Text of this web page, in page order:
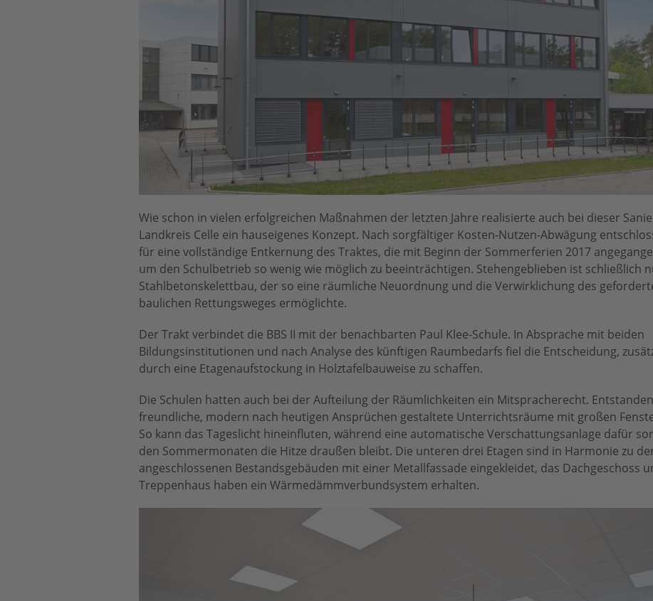
Wie schon in vielen erfolgreichen Maßnahmen der letzten Jahre realisierte auch bei dieser
Landkreis Celle ein hauseigenes Konzept. Nach sorgfältiger Kosten-Nutzen-Abwägung
für eine vollständige Entkernung des Traktes, die mit Beginn der Sommerferien 2017
um den Schulbetrieb so wenig wie möglich zu beeinträchtigen. Stehengeblieben ist schließlich
Stahlbetonskelettbau, der so eine räumliche Neuordnung und die Verwirklichung des
baulichen Rettungsweges ermöglichte.
Der Trakt verbindet die BBS II mit der benachbarten Paul Klee-Schule. In Absprache mit beiden
Bildungsinstitutionen und nach Analyse des künftigen Raumbedarfs fiel die Entscheidung,
durch eine Etagenaufstockung in Holztafelbauweise zu schaffen.
Die Schulen hatten auch bei der Aufteilung der Räumlichkeiten ein Mitspracherecht.
freundliche, modern nach heutigen Ansprüchen gestaltete Unterrichtsräume mit großen
So kann das Tageslicht hineinfluten, während eine automatische Verschattungsanlage dafür
den Sommermonaten die Hitze draußen bleibt. Die unteren drei Etagen sind in Harmonie zu
angeschlossenen Bestandsgebäuden mit einer Metallfassade eingekleidet, das Dachgeschoss
Treppenhaus haben ein Wärmedämmverbundsystem erhalten.